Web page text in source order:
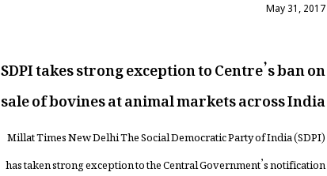
May 31, 2017
SDPI takes strong exception to Centre’s ban on
sale of bovines at animal markets across India
Millat Times New Delhi The Social Democratic Party of India (SDPI)
has taken strong exception to the Central Government’s notification